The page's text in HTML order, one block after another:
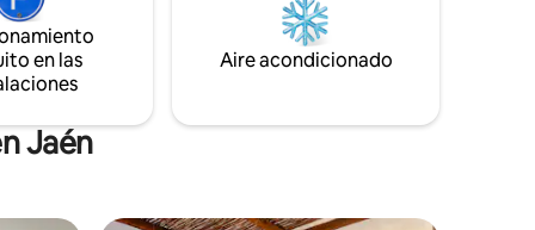
con grifos termostáticos.
en las
Aire acondicionado
Jaén